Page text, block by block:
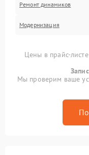
Ремонт динамиков
Модернизация
Цены в прайс-
Мы проверим ваше